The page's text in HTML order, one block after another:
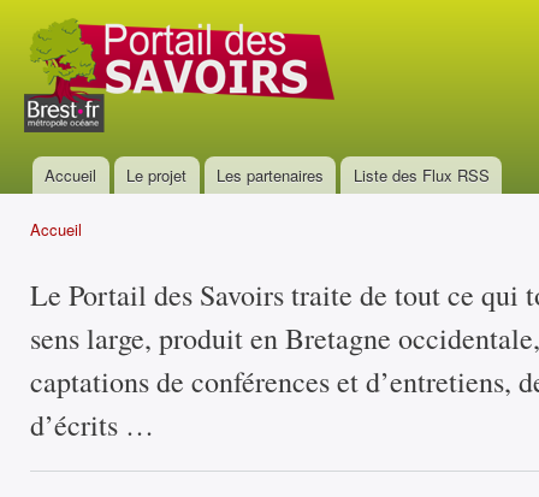
Portail
des
savoirs
Menu principal
Accueil Le projet Les partenaires Liste des Flux RSS
Accueil
Le Portail des Savoirs traite de tout ce qui
sens large, produit en Bretagne
captations de conférences et d’entretiens,
d’écrits …